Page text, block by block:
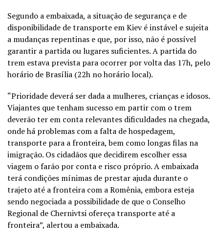
Segundo a embaixada, a situação de segurança e de
disponibilidade de transporte em Kiev é instável e sujeita
a mudanças repentinas e que, por isso, não é possível
garantir a partida ou lugares suficientes. A partida do
trem estava prevista para ocorrer por volta das 17h, pelo
horário de Brasília (22h no horário local).
“Prioridade deverá ser dada a mulheres, crianças e idosos.
Viajantes que tenham sucesso em partir com o trem
deverão ter em conta relevantes dificuldades na chegada,
onde há problemas com a falta de hospedagem,
transporte para a fronteira, bem como longas filas na
imigração. Os cidadãos que decidirem escolher essa
viagem o farão por conta e risco próprio. A embaixada
terá condições mínimas de prestar ajuda durante o
trajeto até a fronteira com a Romênia, embora esteja
sendo negociada a possibilidade de que o Conselho
Regional de Chernivtsi ofereça transporte até a
fronteira”, alertou a embaixada.